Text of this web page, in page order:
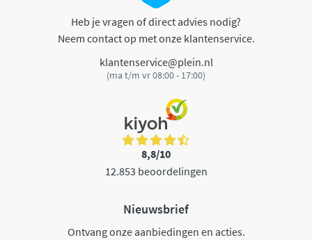
Heb je vragen of direct advies nodig?
Neem contact op met onze klantenservice.
klantenservice@plein.nl
(ma t/m vr 08:00 - 17:00)
8,8/10
12.853 beoordelingen
Nieuwsbrief
Ontvang onze aanbiedingen en acties.